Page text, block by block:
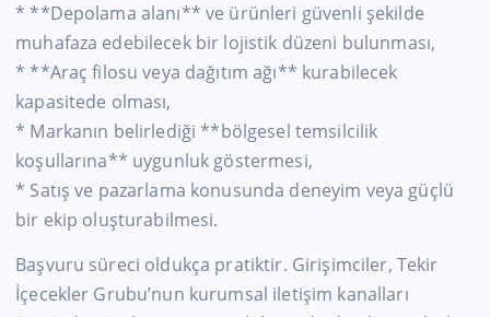
* **Depolama alanı** ve ürünleri güvenli şekilde
muhafaza edebilecek bir lojistik düzeni bulunması,
* **Araç filosu veya dağıtım ağı** kurabilecek
kapasitede olması,
* Markanın belirlediği **bölgesel temsilcilik
koşullarına** uygunluk göstermesi,
* Satış ve pazarlama konusunda deneyim veya güçlü
bir ekip oluşturabilmesi.
Başvuru süreci oldukça pratiktir. Girişimciler, Tekir
İçecekler Grubu’nun kurumsal iletişim kanalları